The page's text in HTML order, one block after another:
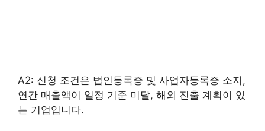
A2: 신청 조건은 법인등록증 및 사업자등록증 소지,
연간 매출액이 일정 기준 미달, 해외 진출 계획이 있
는 기업입니다.